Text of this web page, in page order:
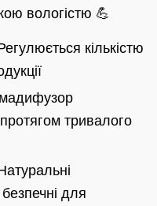
вологістю 💪
кількістю
тривалого
для